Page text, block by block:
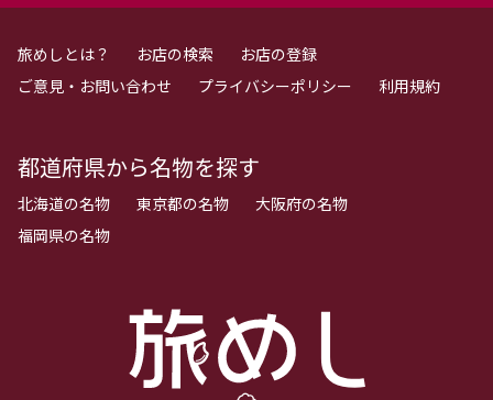
旅めしとは？ お店の検索
お店の登録
ご意見・お問い合わせ
プライバシーポリシー 利用規約
都道府県から名物を探す
北海道の名物 東京都の名物
大阪府の名物
福岡県の名物